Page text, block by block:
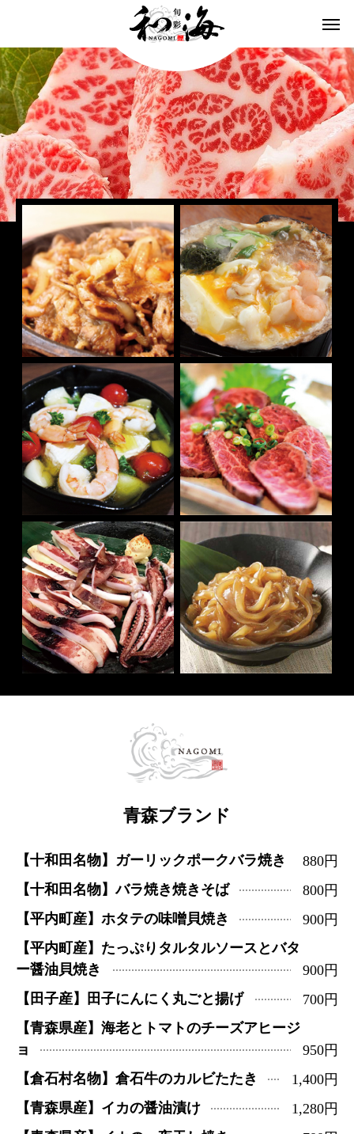
青森ブランド
青森ブランド
【十和田名物】ガーリックポークバラ焼き
880円
【十和田名物】バラ焼き焼きそば
800円
【平内町産】ホタテの味噌貝焼き
900円
【平内町産】たっぷりタルタルソースとバタ
ー醤油貝焼き
900円
【田子産】田子にんにく丸ごと揚げ
700円
【青森県産】海老とトマトのチーズアヒージ
ョ
950円
【倉石村名物】倉石牛のカルビたたき
1,400円
【青森県産】イカの醤油漬け
1,280円